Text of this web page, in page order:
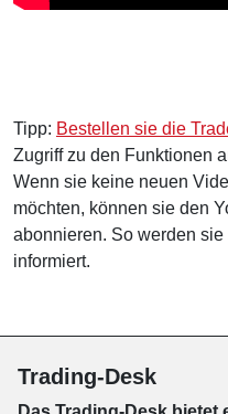
Tipp: Bestellen sie die
Zugriff zu den Funktionen
Wenn sie keine neuen
möchten, können sie den
abonnieren. So werden
informiert.
Trading-Desk